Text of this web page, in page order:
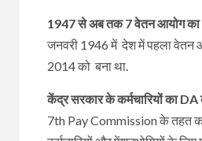
1947 से अब तक 7 वेतन आयोग का
जनवरी 1946 में देश में पहला वेतन
2014 को बना था.
केंद्र सरकार के कर्मचारियों का
7th Pay Commission के तहत